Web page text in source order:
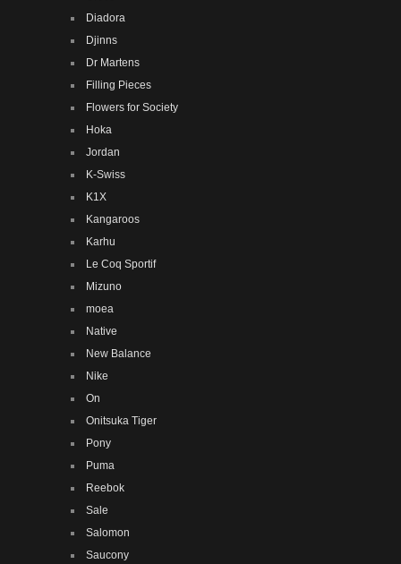
Diadora
Djinns
Dr Martens
Filling Pieces
Flowers for Society
Hoka
Jordan
K-Swiss
K1X
Kangaroos
Karhu
Le Coq Sportif
Mizuno
moea
Native
New Balance
Nike
On
Onitsuka Tiger
Pony
Puma
Reebok
Sale
Salomon
Saucony